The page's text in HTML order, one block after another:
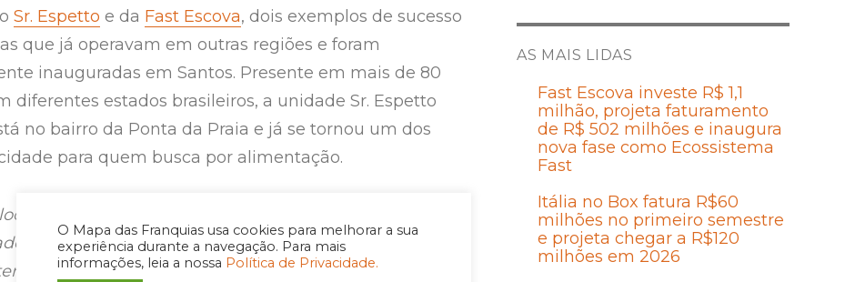
O Mapa das Franquias usa cookies para melhorar a sua
experiência durante a navegação. Para mais
informações, leia a nossa Política de Privacidade.
Sr. Espetto e da Fast Escova, dois exemplos de sucesso
que já operavam em outras regiões e foram
inauguradas em Santos. Presente em mais de 80
diferentes estados brasileiros, a unidade Sr. Espetto
no bairro da Ponta da Praia e já se tornou um dos
para quem busca por alimentação.
em um dos bairros que mais crescem em
Por isso, nossa expectativa está bem otimista para
em vista que o espetinho é algo que agrada a
AS MAIS LIDAS
Fast Escova investe R$ 1,1
milhão, projeta faturamento
de R$ 502 milhões e inaugura
nova fase como Ecossistema
Fast
Itália no Box fatura R$60
milhões no primeiro semestre
e projeta chegar a R$120
milhões em 2026